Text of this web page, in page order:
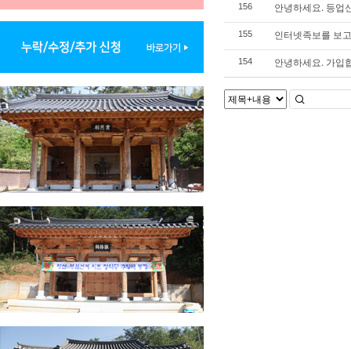
156 안녕하세요. 등업
155 인터넷족보를 보
154 안녕하세요. 가입